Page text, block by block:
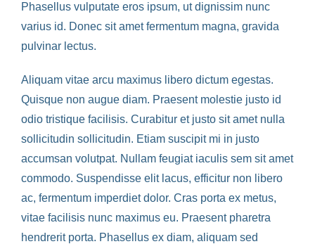
Phasellus vulputate eros ipsum, ut dignissim nunc
varius id. Donec sit amet fermentum magna, gravida
pulvinar lectus.
Aliquam vitae arcu maximus libero dictum egestas.
Quisque non augue diam. Praesent molestie justo id
odio tristique facilisis. Curabitur et justo sit amet nulla
sollicitudin sollicitudin. Etiam suscipit mi in justo
accumsan volutpat. Nullam feugiat iaculis sem sit amet
commodo. Suspendisse elit lacus, efficitur non libero
ac, fermentum imperdiet dolor. Cras porta ex metus,
vitae facilisis nunc maximus eu. Praesent pharetra
hendrerit porta. Phasellus ex diam, aliquam sed